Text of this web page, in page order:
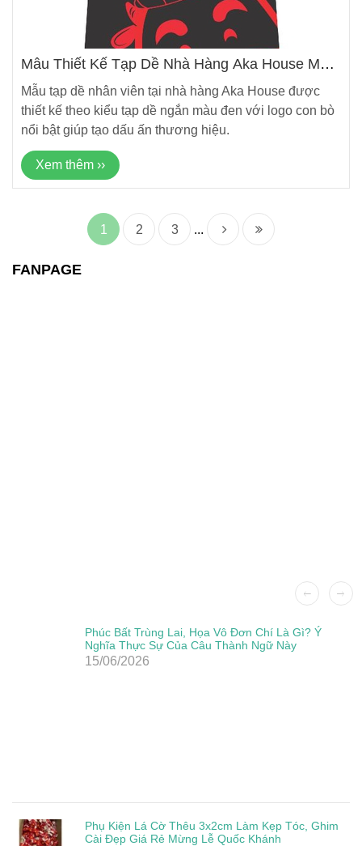
Mẫu Thiết Kế Tạp Dề Nhà Hàng Aka House Mới
Mẫu tạp dề nhân viên tại nhà hàng Aka House được
thiết kế theo kiểu tạp dề ngắn màu đen với logo con bò
nổi bật giúp tạo dấu ấn thương hiệu.
Xem thêm ››
1 2 3 ...
FANPAGE
Phúc Bất Trùng Lai, Họa Vô Đơn Chí Là Gì? Ý
Nghĩa Thực Sự Của Câu Thành Ngữ Này
15/06/2026
Phụ Kiện Lá Cờ Thêu 3x2cm Làm Kẹp Tóc, Ghim
Cài Đẹp Giá Rẻ Mừng Lễ Quốc Khánh